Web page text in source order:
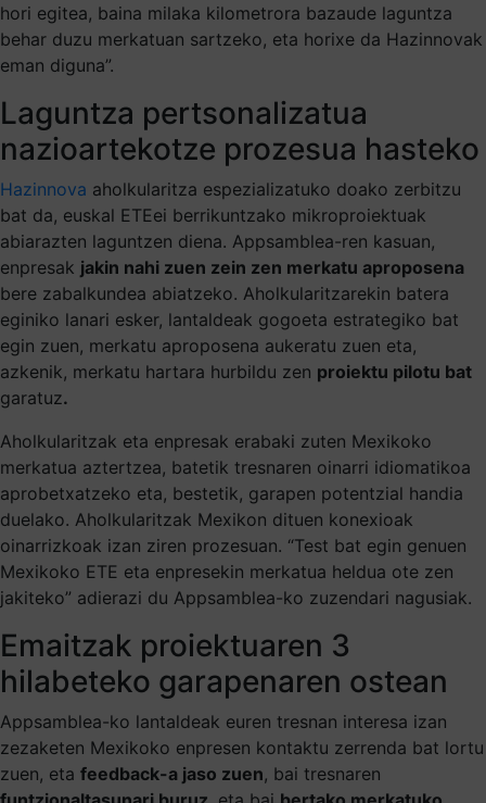
hori egitea, baina milaka kilometrora bazaude laguntza
behar duzu merkatuan sartzeko, eta horixe da Hazinnovak
eman diguna”.
Laguntza pertsonalizatua
nazioartekotze prozesua hasteko
Hazinnova aholkularitza espezializatuko doako zerbitzu
bat da, euskal ETEei berrikuntzako mikroproiektuak
abiarazten laguntzen diena. Appsamblea-ren kasuan,
enpresak jakin nahi zuen zein zen merkatu aproposena
bere zabalkundea abiatzeko. Aholkularitzarekin batera
eginiko lanari esker, lantaldeak gogoeta estrategiko bat
egin zuen, merkatu aproposena aukeratu zuen eta,
azkenik, merkatu hartara hurbildu zen proiektu pilotu bat
garatuz.
Aholkularitzak eta enpresak erabaki zuten Mexikoko
merkatua aztertzea, batetik tresnaren oinarri idiomatikoa
aprobetxatzeko eta, bestetik, garapen potentzial handia
duelako. Aholkularitzak Mexikon dituen konexioak
oinarrizkoak izan ziren prozesuan. “Test bat egin genuen
Mexikoko ETE eta enpresekin merkatua heldua ote zen
jakiteko” adierazi du Appsamblea-ko zuzendari nagusiak.
Emaitzak proiektuaren 3
hilabeteko garapenaren ostean
Appsamblea-ko lantaldeak euren tresnan interesa izan
zezaketen Mexikoko enpresen kontaktu zerrenda bat lortu
zuen, eta feedback-a jaso zuen, bai tresnaren